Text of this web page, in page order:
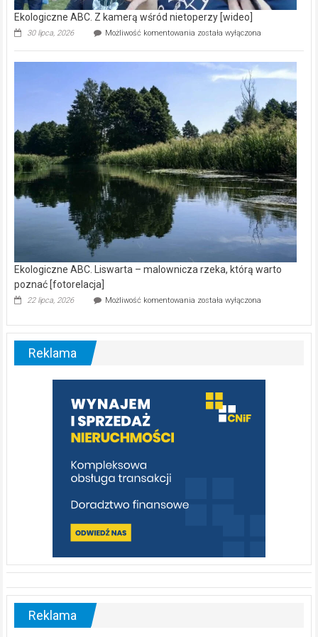
Ekologiczne ABC. Z kamerą wśród nietoperzy [wideo]
30 lipca, 2026 Możliwość komentowania Ekologiczne
kamerą
wśród
została wyłączona
Ekologiczne ABC. Liswarta – malownicza rzeka, którą warto
poznać [fotorelacja]
22 lipca, 2026 Możliwość komentowania Ekologiczne
–
warto
poznać
[fotorelacja]
została wyłączona
Reklama
Reklama